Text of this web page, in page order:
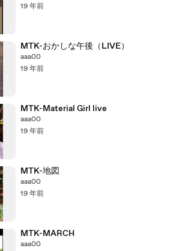
19 年前
MTK-おかしな午後（LIVE）
aaa00
19 年前
MTK-Material Girl live
aaa00
19 年前
MTK-地図
aaa00
19 年前
MTK-MARCH
aaa00